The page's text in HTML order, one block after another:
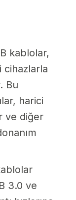
kablolar,
cihazlarla
Bu
harici
ve diğer
3.0 ve